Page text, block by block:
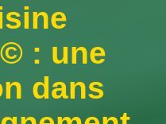
: une
dans